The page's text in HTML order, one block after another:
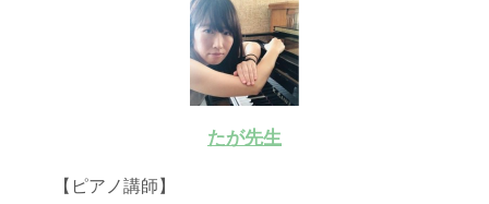
たが先生
【ピアノ講師】